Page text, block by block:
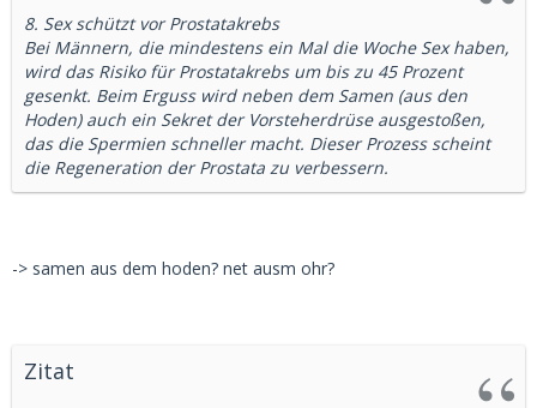
8. Sex schützt vor Prostatakrebs
Bei Männern, die mindestens ein Mal die Woche Sex haben,
wird das Risiko für Prostatakrebs um bis zu 45 Prozent
gesenkt. Beim Erguss wird neben dem Samen (aus den
Hoden) auch ein Sekret der Vorsteherdrüse ausgestoßen,
das die Spermien schneller macht. Dieser Prozess scheint
die Regeneration der Prostata zu verbessern.
-> samen aus dem hoden? net ausm ohr?
Zitat